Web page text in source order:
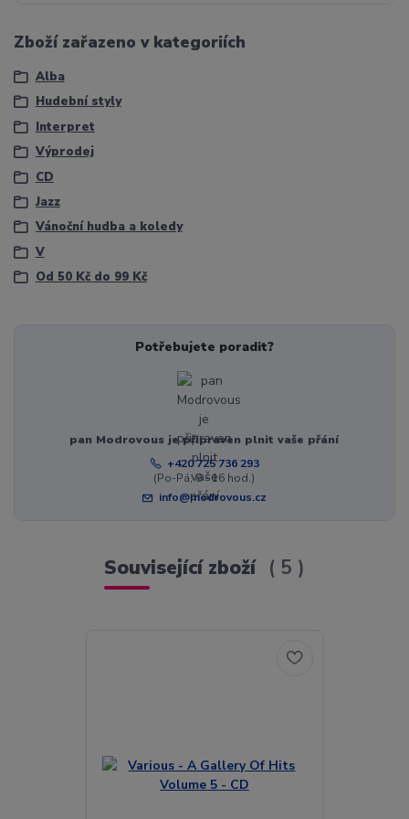
Zboží zařazeno v kategoriích
Alba
Hudební styly
Interpret
Výprodej
CD
Jazz
Vánoční hudba a koledy
V
Od 50 Kč do 99 Kč
Potřebujete poradit?
pan Modrovous je připraven plnit vaše přání
+420 725 736 293
(Po-Pá, 8 - 16 hod.)
info@modrovous.cz
Související zboží 5